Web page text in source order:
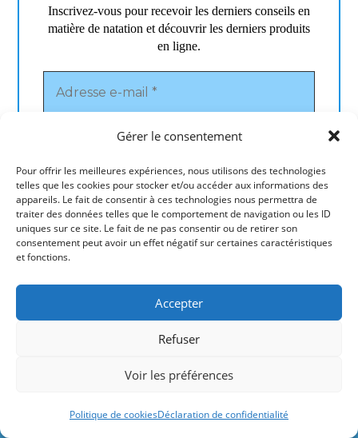
Gérer le consentement
Pour offrir les meilleures expériences, nous utilisons des technologies
telles que les cookies pour stocker et/ou accéder aux informations des
appareils. Le fait de consentir à ces technologies nous permettra de
traiter des données telles que le comportement de navigation ou les ID
uniques sur ce site. Le fait de ne pas consentir ou de retirer son
consentement peut avoir un effet négatif sur certaines caractéristiques
et fonctions.
Accepter
Refuser
Voir les préférences
Politique de cookiesDéclaration de confidentialité
Amazon et d'autres marques.
Inscrivez-vous pour recevoir les derniers conseils en
matière de natation et découvrir les derniers produits
en ligne.
Les Derniers Articles
0 COMMENTAIRE
conseils pour rester active enceinte